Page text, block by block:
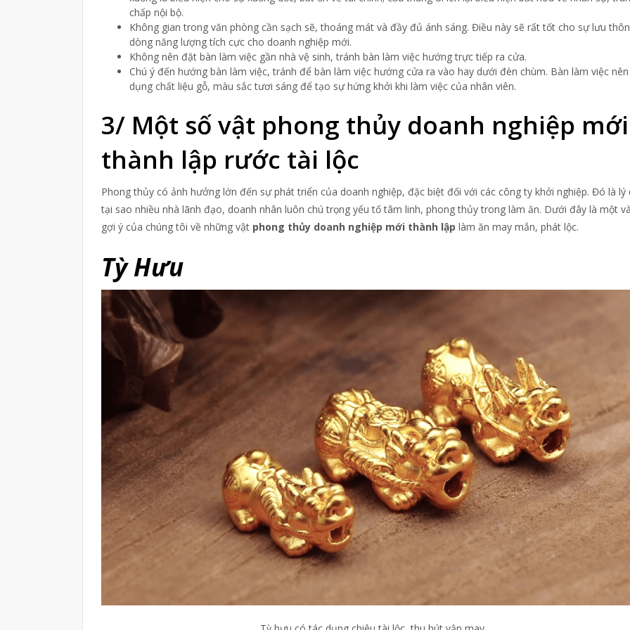
chấp nội bộ.
Không gian trong văn phòng cần sạch sẽ, thoáng mát và đầy đủ ánh sáng. Điều này sẽ rất tốt cho sự lưu
dòng năng lượng tích cực cho doanh nghiệp mới.
Không nên đặt bàn làm việc gần nhà vệ sinh, tránh bàn làm việc hướng trực tiếp ra cửa.
Chú ý đến hướng bàn làm việc, tránh để bàn làm việc hướng cửa ra vào hay dưới đèn chùm. Bàn làm việc
dụng chất liệu gỗ, màu sắc tươi sáng để tạo sự hứng khởi khi làm việc của nhân viên.
3/ Một số vật phong thủy doanh nghiệp mới
thành lập rước tài lộc
Phong thủy có ảnh hưởng lớn đến sự phát triển của doanh nghiệp, đặc biệt đối với các công ty khởi nghiệp. Đó là lý
tại sao nhiều nhà lãnh đạo, doanh nhân luôn chú trọng yếu tố tâm linh, phong thủy trong làm ăn. Dưới đây là một
gợi ý của chúng tôi về những vật phong thủy doanh nghiệp mới thành lập làm ăn may mắn, phát lộc.
Tỳ Hưu